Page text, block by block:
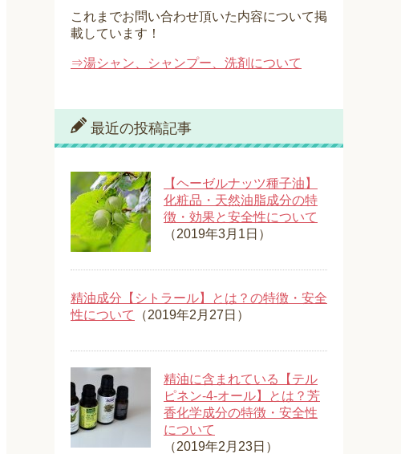
これまでお問い合わせ頂いた内容について掲
載しています！
⇒湯シャン、シャンプー、洗剤について
最近の投稿記事
【ヘーゼルナッツ種子油】
化粧品・天然油脂成分の特
徴・効果と安全性について
（2019年3月1日）
精油成分【シトラール】とは？の特徴・安全
性について
（2019年2月27日）
精油に含まれている【テル
ピネン-4-オール】とは？芳
香化学成分の特徴・安全性
について
（2019年2月23日）